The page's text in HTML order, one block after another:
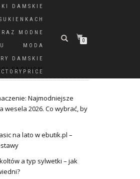
DAMSKIE
MODNE
MODA
DAMSKIE
0
FASHION
Najmodniejsze
wesela 2026. Co wybrać, by
na lato w ebutik.pl –
a typ sylwetki – jak